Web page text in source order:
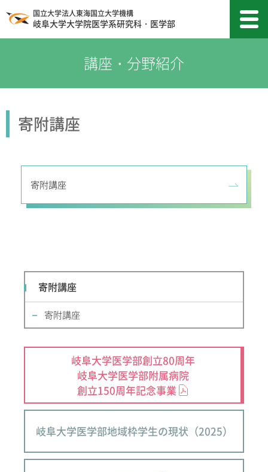
国立大学法人東海国立大学機構
岐阜大学大学院医学系研究科・医学部
寄附講座
寄附講座
寄附講座
寄附講座
岐阜大学医学部創立80周年
岐阜大学医学部附属病院
創立150周年記念事業
岐阜大学医学部地域枠学生の現状（2025）